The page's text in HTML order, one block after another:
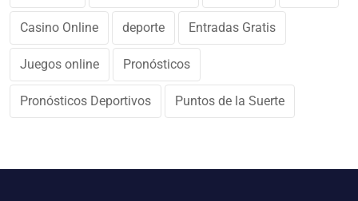
Casino Online deporte Entradas Gratis
Juegos online Pronósticos
Pronósticos Deportivos Puntos de la Suerte